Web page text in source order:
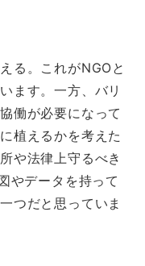
る。これがNGOと
ます。一方、バリ
働が必要になって
植えるかを考えた
や法律上守るべき
やデータを持って
つだと思っていま